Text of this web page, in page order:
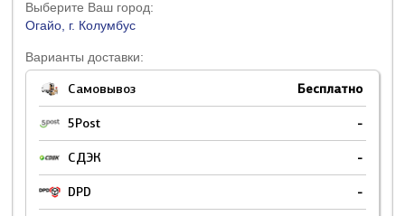
Выберите Ваш город:
Огайо, г. Колумбус
Варианты доставки:
Самовывоз Бесплатно
5Post -
СДЭК -
DPD -